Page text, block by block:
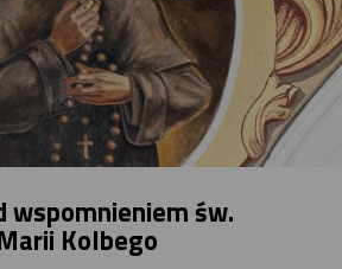
wspomnieniem św.
Kolbego